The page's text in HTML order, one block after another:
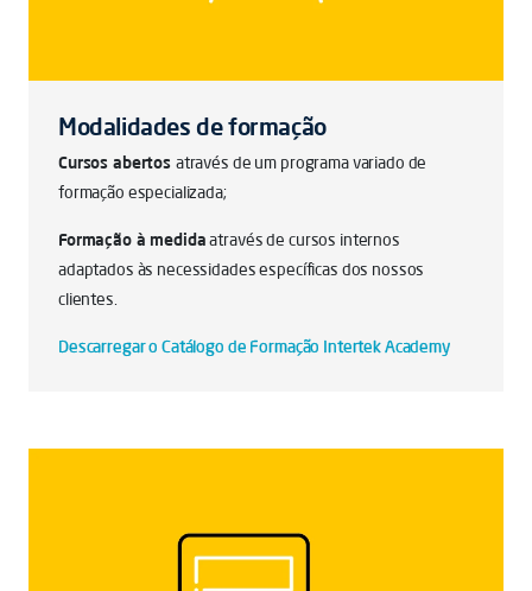
Modalidades de formação
Cursos abertos através de um programa variado de
formação especializada;
Formação à medidaatravés de cursos internos
adaptados às necessidades específicas dos nossos
clientes.
Descarregar o Catálogo de Formação Intertek Academy